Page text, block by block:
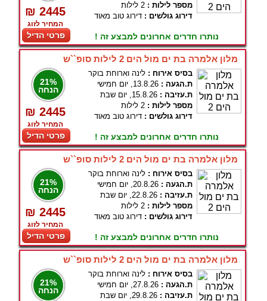
₪ 2445
המחיר לזוג
פרטי הדיל
מספר לילות : 2 לילות
דירוג גולשים : דירוג טוב מאוד
נותרו חדרים אחרונים למבצע זה !
מלון אלמרה בת ים מול הים 2 לילות סופ``ש
21%
הנחה
₪ 2445
המחיר לזוג
פרטי הדיל
בסיס אירוח : לינה וארוחת בוקר
ת.הגעה : 13.8.26, יום חמישי
ת.עזיבה : 15.8.26, יום שבת
מספר לילות : 2 לילות
דירוג גולשים : דירוג טוב מאוד
נותרו חדרים אחרונים למבצע זה !
מלון אלמרה בת ים מול הים 2 לילות סופ``ש
21%
הנחה
₪ 2445
המחיר לזוג
פרטי הדיל
בסיס אירוח : לינה וארוחת בוקר
ת.הגעה : 20.8.26, יום חמישי
ת.עזיבה : 22.8.26, יום שבת
מספר לילות : 2 לילות
דירוג גולשים : דירוג טוב מאוד
נותרו חדרים אחרונים למבצע זה !
מלון אלמרה בת ים מול הים 2 לילות סופ``ש
21%
הנחה
בסיס אירוח : לינה וארוחת בוקר
ת.הגעה : 27.8.26, יום חמישי
ת.עזיבה : 29.8.26, יום שבת